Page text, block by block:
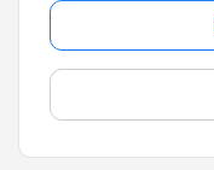
Mantenimiento